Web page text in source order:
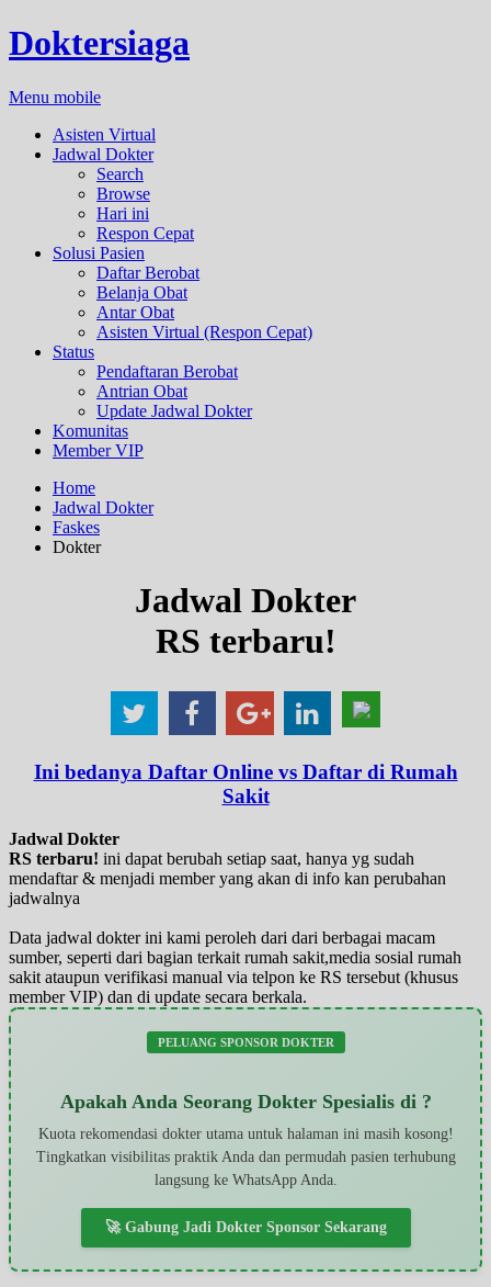
Doktersiaga
Menu mobile
Asisten Virtual
Jadwal Dokter
Search
Browse
Hari ini
Respon Cepat
Solusi Pasien
Daftar Berobat
Belanja Obat
Antar Obat
Asisten Virtual (Respon Cepat)
Status
Pendaftaran Berobat
Antrian Obat
Update Jadwal Dokter
Komunitas
Member VIP
Home
Jadwal Dokter
Faskes
Dokter
Jadwal Dokter
RS terbaru!
Ini bedanya Daftar Online vs Daftar di Rumah
Sakit
Jadwal Dokter
RS terbaru! ini dapat berubah setiap saat, hanya yg sudah
mendaftar & menjadi member yang akan di info kan perubahan
jadwalnya
Data jadwal dokter ini kami peroleh dari dari berbagai macam
sumber, seperti dari bagian terkait rumah sakit,media sosial rumah
sakit ataupun verifikasi manual via telpon ke RS tersebut (khusus
member VIP) dan di update secara berkala.
PELUANG SPONSOR DOKTER
Apakah Anda Seorang Dokter Spesialis di ?
Kuota rekomendasi dokter utama untuk halaman ini masih kosong!
Tingkatkan visibilitas praktik Anda dan permudah pasien terhubung
langsung ke WhatsApp Anda.
🚀 Gabung Jadi Dokter Sponsor Sekarang